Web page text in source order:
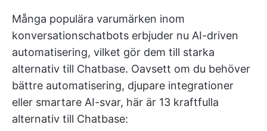
Många populära varumärken inom
konversationschatbots erbjuder nu AI-driven
automatisering, vilket gör dem till starka
alternativ till Chatbase. Oavsett om du behöver
bättre automatisering, djupare integrationer
eller smartare AI-svar, här är 13 kraftfulla
alternativ till Chatbase: